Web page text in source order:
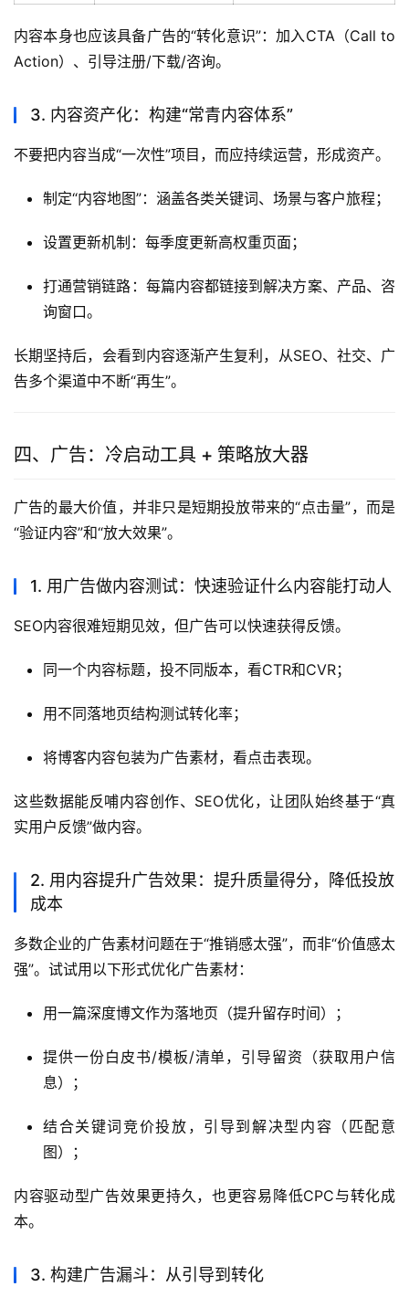
内容本身也应该具备广告的“转化意识”：加入CTA（Call to
Action）、引导注册/下载/咨询。
3. 内容资产化：构建“常青内容体系”
不要把内容当成“一次性”项目，而应持续运营，形成资产。
制定“内容地图”：涵盖各类关键词、场景与客户旅程；
设置更新机制：每季度更新高权重页面；
打通营销链路：每篇内容都链接到解决方案、产品、咨
询窗口。
长期坚持后，会看到内容逐渐产生复利，从SEO、社交、广
告多个渠道中不断“再生”。
四、广告：冷启动工具 + 策略放大器
广告的最大价值，并非只是短期投放带来的“点击量”，而是
“验证内容”和“放大效果”。
1. 用广告做内容测试：快速验证什么内容能打动人
SEO内容很难短期见效，但广告可以快速获得反馈。
同一个内容标题，投不同版本，看CTR和CVR；
用不同落地页结构测试转化率；
将博客内容包装为广告素材，看点击表现。
这些数据能反哺内容创作、SEO优化，让团队始终基于“真
实用户反馈”做内容。
2. 用内容提升广告效果：提升质量得分，降低投放
成本
多数企业的广告素材问题在于“推销感太强”，而非“价值感太
强”。试试用以下形式优化广告素材：
用一篇深度博文作为落地页（提升留存时间）；
提供一份白皮书/模板/清单，引导留资（获取用户信
息）；
结合关键词竞价投放，引导到解决型内容（匹配意
图）；
内容驱动型广告效果更持久，也更容易降低CPC与转化成
本。
3. 构建广告漏斗：从引导到转化